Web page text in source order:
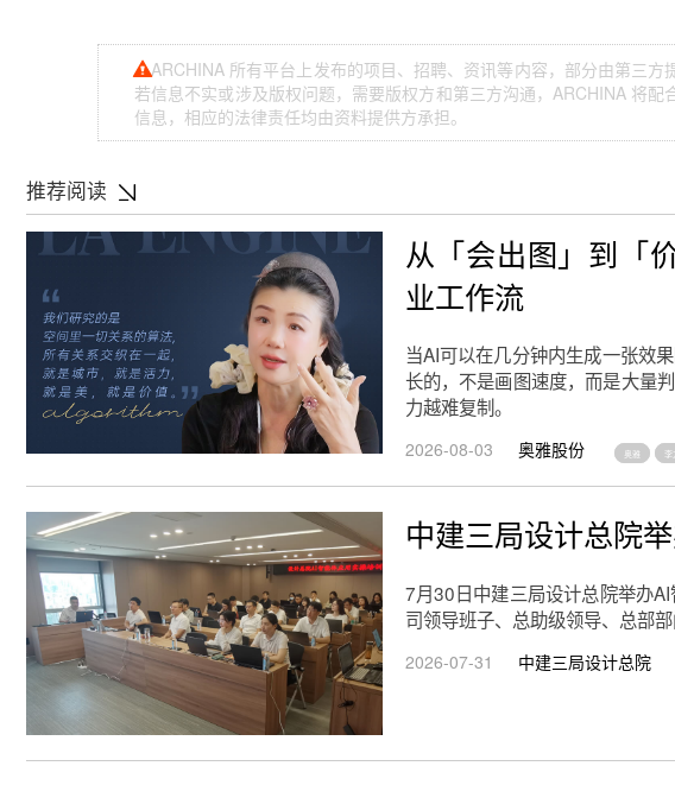
ARCHINA 所有平台上发布的项目、招聘、资讯等内容，部分由第三方
若信息不实或涉及版权问题，需要版权方和第三方沟通，ARCHINA 将
信息，相应的法律责任均由资料提供方承担。
推荐阅读
从「会出图」到「
业工作流
当AI可以在几分钟内生成一张效
长的，不是画图速度，而是大量
力越难复制。
2026-08-03 奥雅股份 奥雅 李
中建三局设计总院
7月30日中建三局设计总院举办
司领导班子、总助级领导、总部
2026-07-31 中建三局设计总院